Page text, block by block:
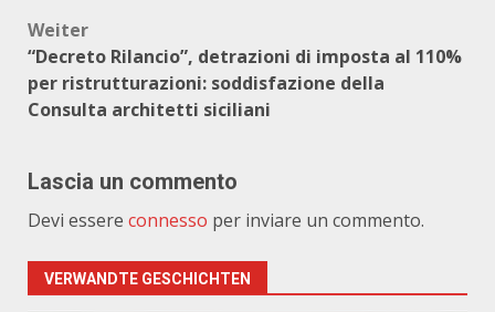
Weiter
“Decreto Rilancio”, detrazioni di imposta al 110%
per ristrutturazioni: soddisfazione della
Consulta architetti siciliani
Lascia un commento
Devi essere connesso per inviare un commento.
VERWANDTE GESCHICHTEN